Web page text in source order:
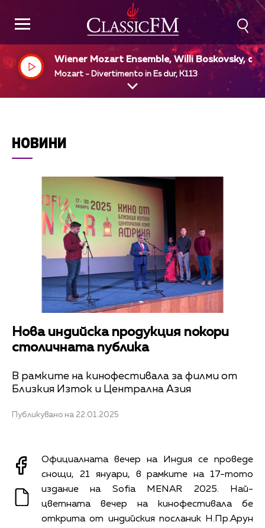
Wiener Mozart Ensemble, Willi Boskovsky, dir
Mozart - Divertimento in Es dur, K113
НОВИНИ
Нова индийска продукция покори
столичната публика
В рамките на кинофестивала за филми от
Близкия Изток и Централна Азия
Публикувано на 22.01.2025
Официалната вечер на Индия се проведе
снощи, 21 януари, в рамките на 17-тото
издание на Sofia MENAR 2025. Най-
цветната вечер на кинофестивала бе
открита от индийския посланик Н.Пр.Арун